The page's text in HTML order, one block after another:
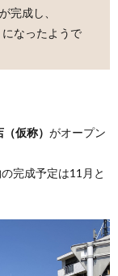
完成し、
になったようで
仮称） がオープン
完成予定は11月と